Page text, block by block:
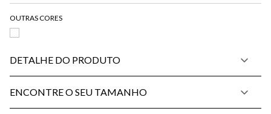
DETALHE DO PRODUTO
ENCONTRE O SEU TAMANHO